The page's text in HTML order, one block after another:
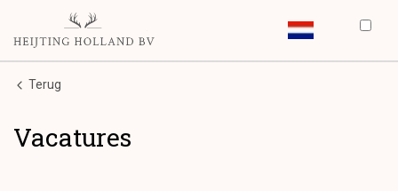
Terug
Vacatures